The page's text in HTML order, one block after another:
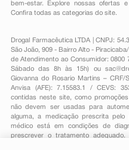
bem-estar. Explore nossas ofertas
Confira todas as categorias do site.
Drogal Farmacêutica LTDA | CNPJ:
São João, 909 - Bairro Alto -
de Atendimento ao Consumidor: 0800
Sábado das 8h às 15h) ou
Giovanna do Rosario Martins – CRF/
Anvisa (AFE): 7.15583.1 / CEVS:
contidas neste site, como
não devem ser usadas para
alguma, a medicação prescrita
médico está em condições de
prescrever o tratamento